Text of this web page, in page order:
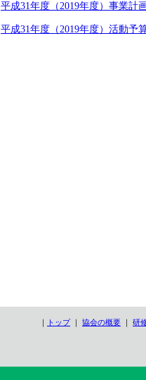
平成31年度（2019年度）事業計
平成31年度（2019年度）活動予
｜ トップ｜ 協会の概要 ｜ 研